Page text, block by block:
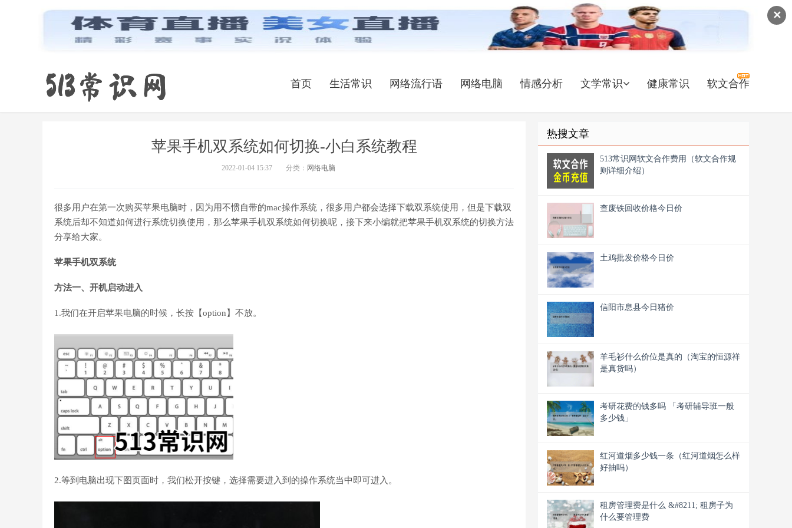
✕
首页 生活常识 网络流行语 网络电脑 情感分析 文学常识 健康常识 软文合作
苹果手机双系统如何切换-小白系统教程
2022-01-04 15:37 分类： 网络电脑
很多用户在第一次购买苹果电脑时，因为用不惯自带的mac操作系统，很多用户都会选择下载双系统使用，但是下载双
系统后却不知道如何进行系统切换使用，那么苹果手机双系统如何切换呢，接下来小编就把苹果手机双系统的切换方法
分享给大家。
苹果手机双系统
方法一、开机启动进入
1.我们在开启苹果电脑的时候，长按【option】不放。
2.等到电脑出现下图页面时，我们松开按键，选择需要进入到的操作系统当中即可进入。
热搜文章
513常识网软文合作费用（软文合作规
则详细介绍）
查废铁回收价格今日价
土鸡批发价格今日价
信阳市息县今日猪价
羊毛衫什么价位是真的（淘宝的恒源祥
是真货吗）
考研花费的钱多吗 「考研辅导班一般
多少钱」
红河道烟多少钱一条（红河道烟怎么样
好抽吗）
租房管理费是什么 &#8211; 租房子为
什么要管理费